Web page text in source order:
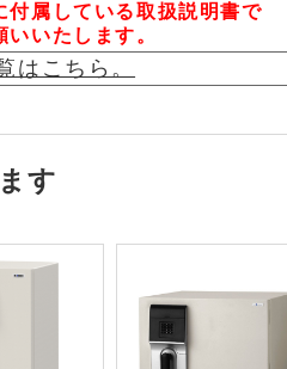
属している取扱説明書で
いたします。
はこちら。
す